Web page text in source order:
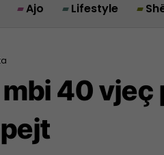
Ajo Lifestyle
40